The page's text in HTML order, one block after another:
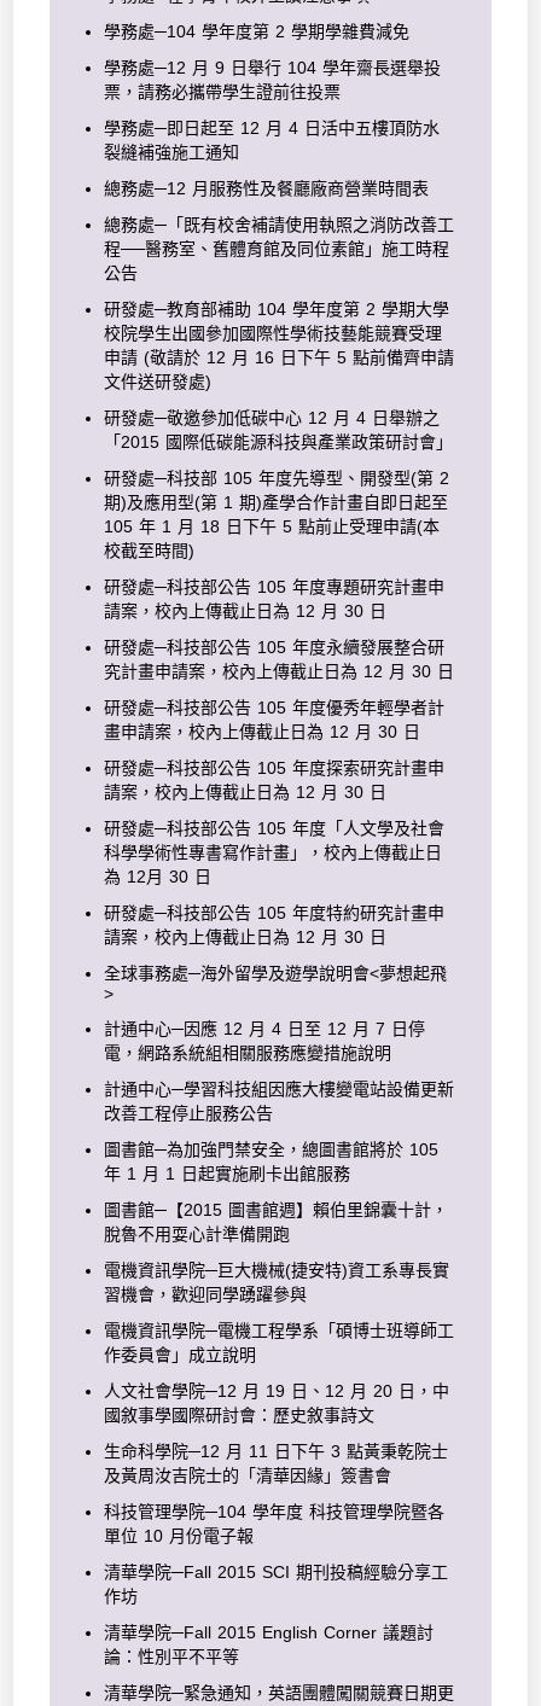
學務處─104 學年度第 2 學期學雜費減免
學務處─12 月 9 日舉行 104 學年齋長選舉投
票，請務必攜帶學生證前往投票
學務處─即日起至 12 月 4 日活中五樓頂防水
裂縫補強施工通知
總務處─12 月服務性及餐廳廠商營業時間表
總務處─「既有校舍補請使用執照之消防改善工
程──醫務室、舊體育館及同位素館」施工時程
公告
研發處─教育部補助 104 學年度第 2 學期大學
校院學生出國參加國際性學術技藝能競賽受理
申請 (敬請於 12 月 16 日下午 5 點前備齊申請
文件送研發處)
研發處─敬邀參加低碳中心 12 月 4 日舉辦之
「2015 國際低碳能源科技與產業政策研討會」
研發處─科技部 105 年度先導型、開發型(第 2
期)及應用型(第 1 期)產學合作計畫自即日起至
105 年 1 月 18 日下午 5 點前止受理申請(本
校截至時間)
研發處─科技部公告 105 年度專題研究計畫申
請案，校內上傳截止日為 12 月 30 日
研發處─科技部公告 105 年度永續發展整合研
究計畫申請案，校內上傳截止日為 12 月 30 日
研發處─科技部公告 105 年度優秀年輕學者計
畫申請案，校內上傳截止日為 12 月 30 日
研發處─科技部公告 105 年度探索研究計畫申
請案，校內上傳截止日為 12 月 30 日
研發處─科技部公告 105 年度「人文學及社會
科學學術性專書寫作計畫」，校內上傳截止日
為 12月 30 日
研發處─科技部公告 105 年度特約研究計畫申
請案，校內上傳截止日為 12 月 30 日
全球事務處─海外留學及遊學說明會<夢想起飛
>
計通中心─因應 12 月 4 日至 12 月 7 日停
電，網路系統組相關服務應變措施說明
計通中心─學習科技組因應大樓變電站設備更新
改善工程停止服務公告
圖書館─為加強門禁安全，總圖書館將於 105
年 1 月 1 日起實施刷卡出館服務
圖書館─【2015 圖書館週】賴伯里錦囊十計，
脫魯不用耍心計準備開跑
電機資訊學院─巨大機械(捷安特)資工系專長實
習機會，歡迎同學踴躍參與
電機資訊學院─電機工程學系「碩博士班導師工
作委員會」成立說明
人文社會學院─12 月 19 日、12 月 20 日，中
國敘事學國際研討會：歷史敘事詩文
生命科學院─12 月 11 日下午 3 點黃秉乾院士
及黃周汝吉院士的「清華因緣」簽書會
科技管理學院─104 學年度 科技管理學院暨各
單位 10 月份電子報
清華學院─Fall 2015 SCI 期刊投稿經驗分享工
作坊
清華學院─Fall 2015 English Corner 議題討
論：性別平不平等
清華學院─緊急通知，英語團體闖關競賽日期更